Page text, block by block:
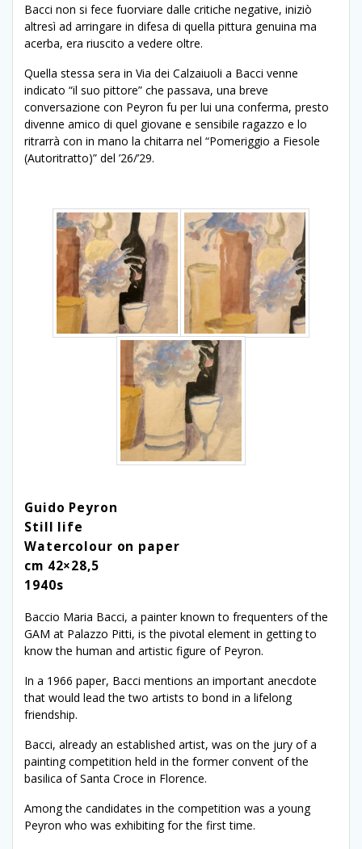
Bacci non si fece fuorviare dalle critiche negative, iniziò
altresì ad arringare in difesa di quella pittura genuina ma
acerba, era riuscito a vedere oltre.
Quella stessa sera in Via dei Calzaiuoli a Bacci venne
indicato “il suo pittore” che passava, una breve
conversazione con Peyron fu per lui una conferma, presto
divenne amico di quel giovane e sensibile ragazzo e lo
ritrarrà con in mano la chitarra nel “Pomeriggio a Fiesole
(Autoritratto)” del ’26/’29.
Guido Peyron
Still life
Watercolour on paper
cm 42×28,5
1940s
Baccio Maria Bacci, a painter known to frequenters of the
GAM at Palazzo Pitti, is the pivotal element in getting to
know the human and artistic figure of Peyron.
In a 1966 paper, Bacci mentions an important anecdote
that would lead the two artists to bond in a lifelong
friendship.
Bacci, already an established artist, was on the jury of a
painting competition held in the former convent of the
basilica of Santa Croce in Florence.
Among the candidates in the competition was a young
Peyron who was exhibiting for the first time.